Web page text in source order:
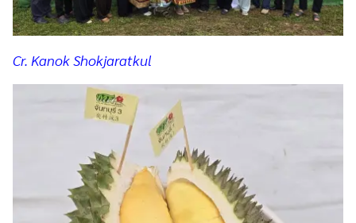
Cr. Kanok Shokjaratkul